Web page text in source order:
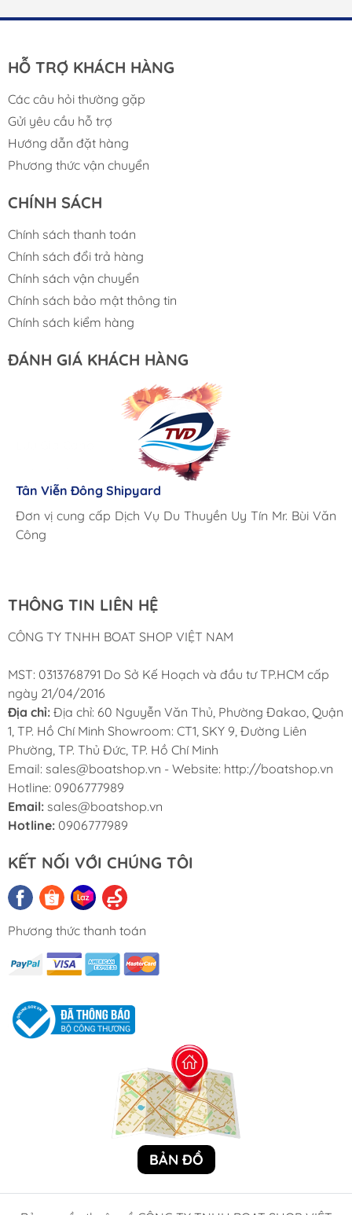
HỖ TRỢ KHÁCH HÀNG
Các câu hỏi thường gặp
Gửi yêu cầu hỗ trợ
Hướng dẫn đặt hàng
Phương thức vận chuyển
CHÍNH SÁCH
Chính sách thanh toán
Chính sách đổi trả hàng
Chính sách vận chuyển
Chính sách bảo mật thông tin
Chính sách kiểm hàng
ĐÁNH GIÁ KHÁCH HÀNG
Tân Viễn Đông Shipyard
Đơn vị cung cấp Dịch Vụ Du Thuyền Uy Tín Mr. Bùi Văn
Công
Cung ứng sản phẩm nhanh chóng chuyên nghiệp
Chúng tôi có thể mua những sản phẩm tốt ngay tại Việt
Giá cả hợp lý, giao hàng nhanh chóng
THÔNG TIN LIÊN HỆ
CÔNG TY TNHH BOAT SHOP VIỆT NAM
MST: 0313768791 Do Sở Kế Hoạch và đầu tư TP.HCM cấp
ngày 21/04/2016
Địa chỉ: Địa chỉ: 60 Nguyễn Văn Thủ, Phường Đakao, Quận
1, TP. Hồ Chí Minh Showroom: CT1, SKY 9, Đường Liên
Phường, TP. Thủ Đức, TP. Hồ Chí Minh
Email: sales@boatshop.vn - Website: http://boatshop.vn
Hotline: 0906777989
Email: sales@boatshop.vn
Hotline: 0906777989
KẾT NỐI VỚI CHÚNG TÔI
Phương thức thanh toán
BẢN ĐỒ